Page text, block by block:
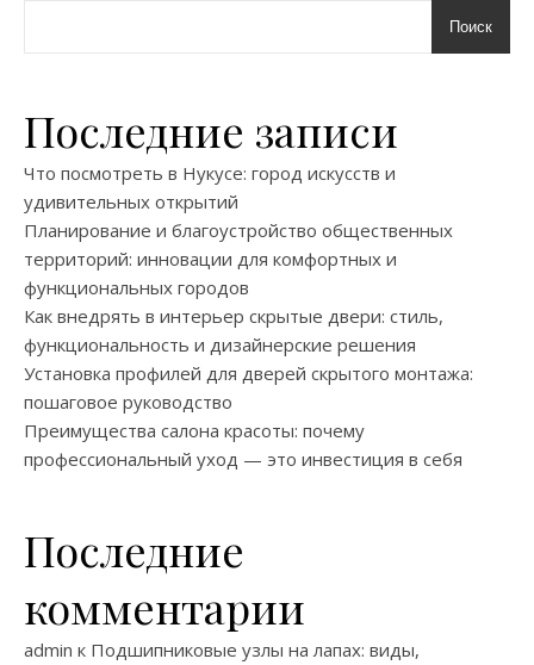
Поиск
Последние записи
Что посмотреть в Нукусе: город искусств и
удивительных открытий
Планирование и благоустройство общественных
территорий: инновации для комфортных и
функциональных городов
Как внедрять в интерьер скрытые двери: стиль,
функциональность и дизайнерские решения
Установка профилей для дверей скрытого монтажа:
пошаговое руководство
Преимущества салона красоты: почему
профессиональный уход — это инвестиция в себя
Последние
комментарии
admin к Подшипниковые узлы на лапах: виды,